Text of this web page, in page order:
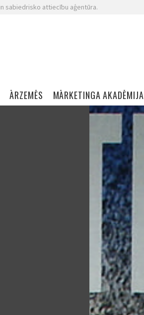
sabiedrisko attiecību aģentūra.
ĀRZEMĒS MĀRKETINGA AKADĒMIJA